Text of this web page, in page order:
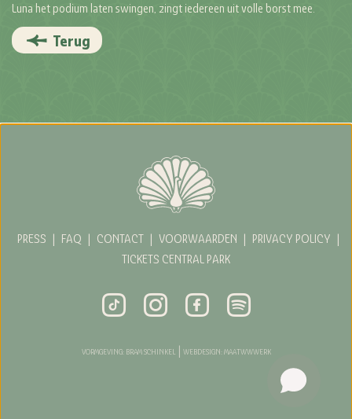
Luna het podium laten swingen, zingt iedereen uit volle borst mee.
Terug
PRESS | FAQ | CONTACT | VOORWAARDEN | PRIVACY POLICY |
TICKETS CENTRAL PARK
VORMGEVING: BRAM SCHINKEL | WEBDESIGN: MAATWWWERK